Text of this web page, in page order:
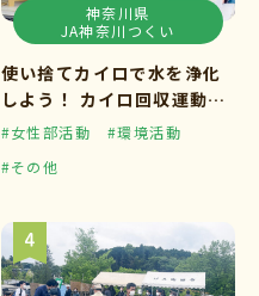
神奈川県
JA神奈川つくい
使い捨てカイロで水を浄化
しよう！ カイロ回収運動ス
タート
#女性部活動
#環境活動
#その他